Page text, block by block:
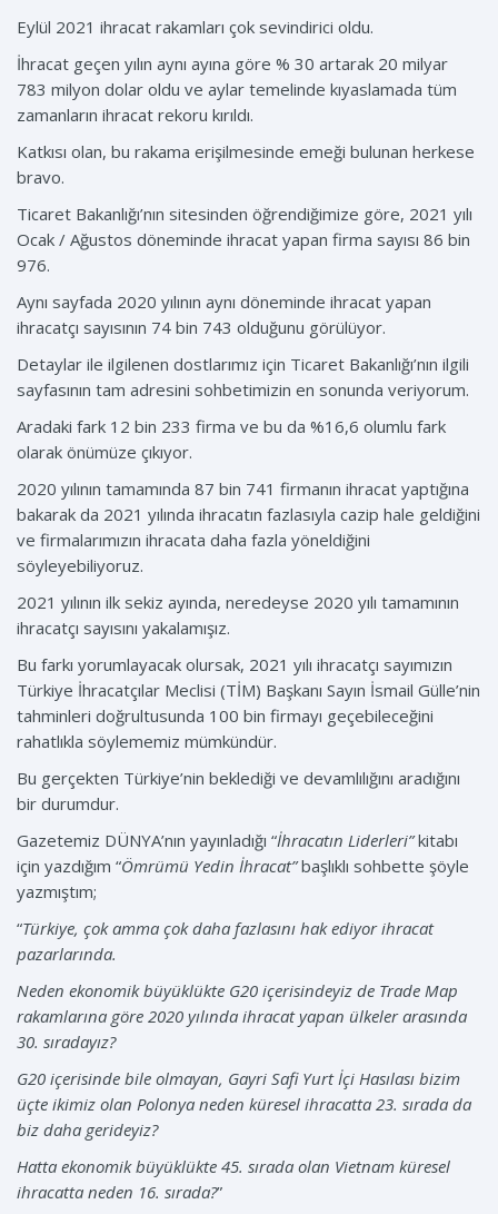
Eylül 2021 ihracat rakamları çok sevindirici oldu.
İhracat geçen yılın aynı ayına göre % 30 artarak 20 milyar
783 milyon dolar oldu ve aylar temelinde kıyaslamada tüm
zamanların ihracat rekoru kırıldı.
Katkısı olan, bu rakama erişilmesinde emeği bulunan herkese
bravo.
Ticaret Bakanlığı’nın sitesinden öğrendiğimize göre, 2021 yılı
Ocak / Ağustos döneminde ihracat yapan firma sayısı 86 bin
976.
Aynı sayfada 2020 yılının aynı döneminde ihracat yapan
ihracatçı sayısının 74 bin 743 olduğunu görülüyor.
Detaylar ile ilgilenen dostlarımız için Ticaret Bakanlığı’nın ilgili
sayfasının tam adresini sohbetimizin en sonunda veriyorum.
Aradaki fark 12 bin 233 firma ve bu da %16,6 olumlu fark
olarak önümüze çıkıyor.
2020 yılının tamamında 87 bin 741 firmanın ihracat yaptığına
bakarak da 2021 yılında ihracatın fazlasıyla cazip hale geldiğini
ve firmalarımızın ihracata daha fazla yöneldiğini
söyleyebiliyoruz.
2021 yılının ilk sekiz ayında, neredeyse 2020 yılı tamamının
ihracatçı sayısını yakalamışız.
Bu farkı yorumlayacak olursak, 2021 yılı ihracatçı sayımızın
Türkiye İhracatçılar Meclisi (TİM) Başkanı Sayın İsmail Gülle’nin
tahminleri doğrultusunda 100 bin firmayı geçebileceğini
rahatlıkla söylememiz mümkündür.
Bu gerçekten Türkiye’nin beklediği ve devamlılığını aradığını
bir durumdur.
Gazetemiz DÜNYA’nın yayınladığı “İhracatın Liderleri”kitabı
için yazdığım “Ömrümü Yedin İhracat”başlıklı sohbette şöyle
yazmıştım;
“Türkiye, çok amma çok daha fazlasını hak ediyor ihracat
pazarlarında.
Neden ekonomik büyüklükte G20 içerisindeyiz de Trade Map
rakamlarına göre 2020 yılında ihracat yapan ülkeler arasında
30. sıradayız?
G20 içerisinde bile olmayan, Gayri Safi Yurt İçi Hasılası bizim
üçte ikimiz olan Polonya neden küresel ihracatta 23. sırada da
biz daha gerideyiz?
Hatta ekonomik büyüklükte 45. sırada olan Vietnam küresel
ihracatta neden 16. sırada?”